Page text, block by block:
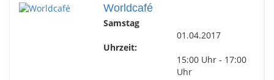
Worldcafé
Samstag
01.04.2017
Uhrzeit:
15:00 Uhr - 17:00
Uhr